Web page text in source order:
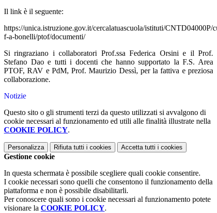
Il link è il seguente:
https://unica.istruzione.gov.it/cercalatuascuola/istituti/CNTD04000P/
f-a-bonelli/ptof/documenti/
Si ringraziano i collaboratori Prof.ssa Federica Orsini e il Prof.
Stefano Dao e tutti i docenti che hanno supportato la F.S. Area
PTOF, RAV e PdM, Prof. Maurizio Dessì, per la fattiva e preziosa
collaborazione.
Notizie
Questo sito o gli strumenti terzi da questo utilizzati si avvalgono di
cookie necessari al funzionamento ed utili alle finalità illustrate nella
COOKIE POLICY.
Personalizza Rifiuta tutti i cookies Accetta tutti i cookies
Gestione cookie
In questa schermata è possibile scegliere quali cookie consentire.
I cookie necessari sono quelli che consentono il funzionamento della
piattaforma e non è possibile disabilitarli.
Per conoscere quali sono i cookie necessari al funzionamento potete
visionare la COOKIE POLICY.